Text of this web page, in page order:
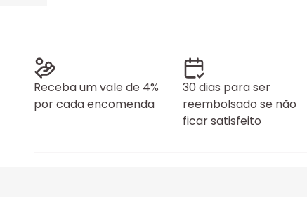
Receba um vale de 4%
por cada encomenda
30 dias para ser
reembolsado se não
ficar satisfeito